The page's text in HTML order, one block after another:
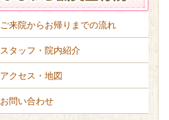
ご来院からお帰りまでの流れ
スタッフ・院内紹介
アクセス・地図
お問い合わせ